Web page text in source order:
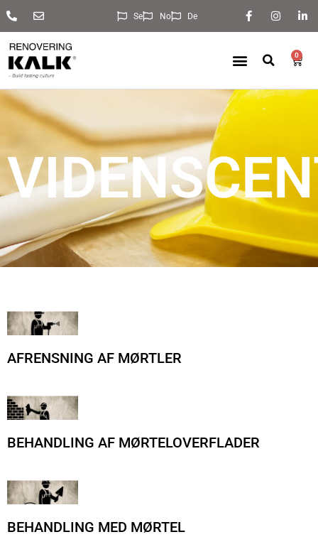
Se No De
0
AFRENSNING AF MØRTLER
BEHANDLING AF MØRTELOVERFLADER
BEHANDLING MED MØRTEL